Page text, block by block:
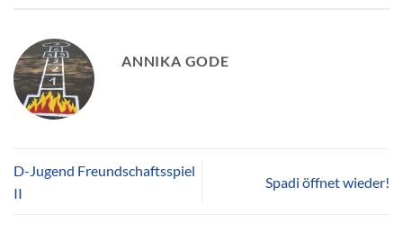
ANNIKA GODE
D-Jugend Freundschaftsspiel
II
Spadi öffnet wieder!